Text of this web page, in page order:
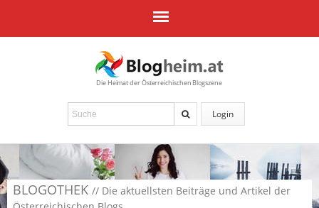
Die Heimat der Österreichischen Blogszene
Login
BLOGOTHEK // Die aktuellsten Beiträge und Artikel der